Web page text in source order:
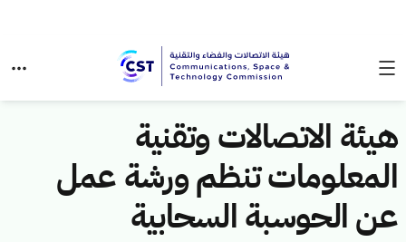
هيئة الاتصالات وتقنية
المعلومات تنظم ورشة عمل
عن الحوسبة السحابية